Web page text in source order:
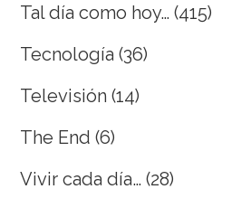
Tal día como hoy… (415)
Tecnología (36)
Televisión (14)
The End (6)
Vivir cada día… (28)